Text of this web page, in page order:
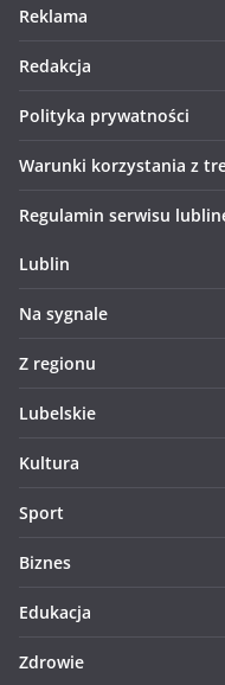
Reklama
Redakcja
Polityka prywatności
Warunki korzystania z
Regulamin serwisu
Lublin
Na sygnale
Z regionu
Lubelskie
Kultura
Sport
Biznes
Edukacja
Zdrowie